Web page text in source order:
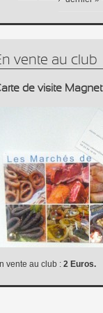
vente au club
de visite Magnet
vente au club : 2 Euros.